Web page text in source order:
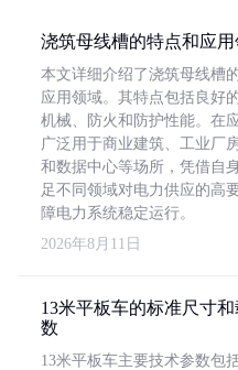
浇筑母线槽的特点和应
本文详细介绍了浇筑母线槽
应用领域。其特点包括良好
机械、防火和防护性能。在
广泛用于商业建筑、工业厂
和数据中心等场所，凭借自
足不同领域对电力供应的高
障电力系统稳定运行。
2026年8月11日
13米平板车的标准尺寸
数
13米平板车主要技术参数包